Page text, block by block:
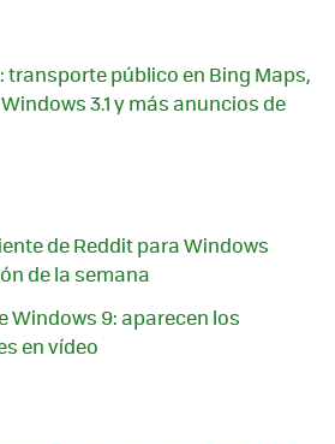
transporte público en Bing Maps,
3.1 y más anuncios de
de Reddit para Windows
de la semana
Windows 9: aparecen los
en vídeo